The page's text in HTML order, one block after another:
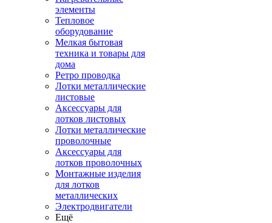
элементы
Тепловое
оборудование
Мелкая бытовая
техника и товары для
дома
Ретро проводка
Лотки металлические
листовые
Аксессуары для
лотков листовых
Лотки металлические
проволочные
Аксессуары для
лотков проволочных
Монтажные изделия
для лотков
металлических
Электродвигатели
Ещё